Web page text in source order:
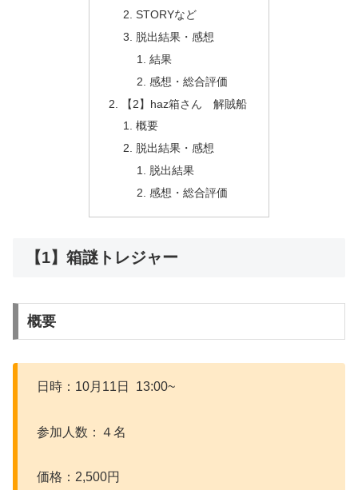
STORYなど
脱出結果・感想
結果
感想・総合評価
【2】haz箱さん 解賊船
概要
脱出結果・感想
脱出結果
感想・総合評価
【1】箱謎トレジャー
概要
日時：10月11日 13:00~
参加人数：４名
価格：2,500円